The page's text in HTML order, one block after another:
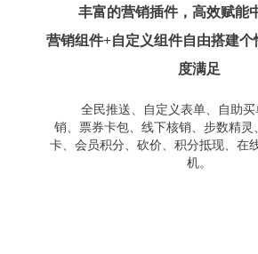
丰富的营销插件，高效赋能
营销组件+自定义组件自由搭建个
度满足
全民推送、自定义表单、自助
销、票券卡包、线下核销、步数精灵
卡、会员积分、砍价、积分抵现、在
机。